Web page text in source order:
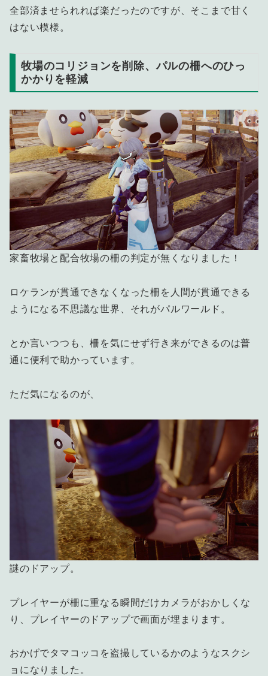
全部済ませられれば楽だったのですが、そこまで甘く
はない模様。
牧場のコリジョンを削除、パルの柵へのひっ
かかりを軽減
家畜牧場と配合牧場の柵の判定が無くなりました！
ロケランが貫通できなくなった柵を人間が貫通できる
ようになる不思議な世界、それがパルワールド。
とか言いつつも、柵を気にせず行き来ができるのは普
通に便利で助かっています。
ただ気になるのが、
謎のドアップ。
プレイヤーが柵に重なる瞬間だけカメラがおかしくな
り、プレイヤーのドアップで画面が埋まります。
おかげでタマコッコを盗撮しているかのようなスクシ
ョになりました。